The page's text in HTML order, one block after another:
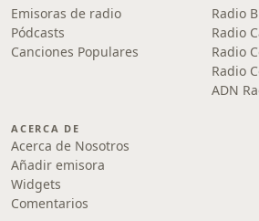
Emisoras de radio
Pódcasts
Canciones Populares
Radio
Radio
Radio
Radio
ADN
ACERCA DE
Acerca de Nosotros
Añadir emisora
Widgets
Comentarios